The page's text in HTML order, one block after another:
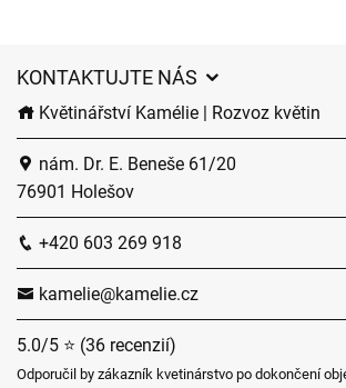
KONTAKTUJTE NÁS
Květinářství Kamélie | Rozvoz květin
nám. Dr. E. Beneše 61/20
76901 Holešov
+420 603 269 918
kamelie@kamelie.cz
5.0/5 ⭐ (36 recenzií)
Odporučil by zákazník kvetinárstvo po dokončení